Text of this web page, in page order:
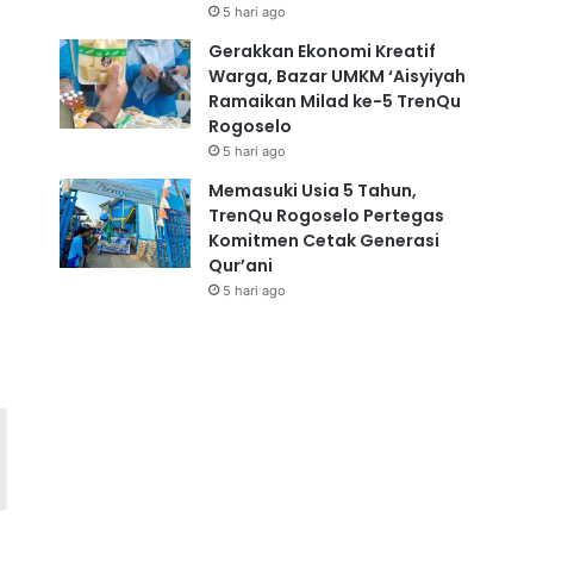
5 hari ago
Gerakkan Ekonomi Kreatif
Warga, Bazar UMKM ‘Aisyiyah
Ramaikan Milad ke-5 TrenQu
Rogoselo
5 hari ago
Memasuki Usia 5 Tahun,
TrenQu Rogoselo Pertegas
Komitmen Cetak Generasi
Qur’ani
5 hari ago